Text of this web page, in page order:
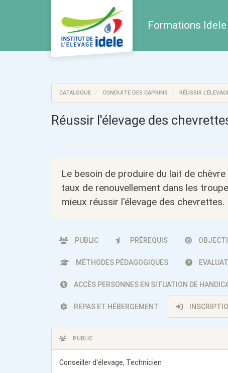
Formations
CATALOGUE CONDUITE DES CAPRINS RÉUSSIR
Réussir l'élevage des
Le besoin de produire du lait de
taux de renouvellement dans les
mieux réussir l'élevage des chevrettes.
PUBLIC PRÉREQUIS
MÉTHODES PÉDAGOGIQUES
ACCÈS PERSONNES EN SITUATION DE
REPAS ET HÉBERGEMENT
PUBLIC
Conseiller d'élevage, Technicien